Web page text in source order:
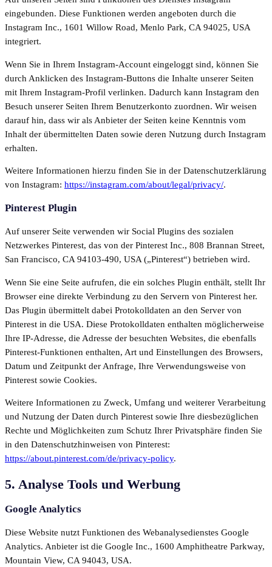
eingebunden. Diese Funktionen werden angeboten durch die
Instagram Inc., 1601 Willow Road, Menlo Park, CA 94025, USA
integriert.
Wenn Sie in Ihrem Instagram-Account eingeloggt sind, können Sie
durch Anklicken des Instagram-Buttons die Inhalte unserer Seiten
mit Ihrem Instagram-Profil verlinken. Dadurch kann Instagram den
Besuch unserer Seiten Ihrem Benutzerkonto zuordnen. Wir weisen
darauf hin, dass wir als Anbieter der Seiten keine Kenntnis vom
Inhalt der übermittelten Daten sowie deren Nutzung durch Instagram
erhalten.
Weitere Informationen hierzu finden Sie in der Datenschutzerklärung
von Instagram: https://instagram.com/about/legal/privacy/.
Pinterest Plugin
Auf unserer Seite verwenden wir Social Plugins des sozialen
Netzwerkes Pinterest, das von der Pinterest Inc., 808 Brannan Street,
San Francisco, CA 94103-490, USA („Pinterest“) betrieben wird.
Wenn Sie eine Seite aufrufen, die ein solches Plugin enthält, stellt Ihr
Browser eine direkte Verbindung zu den Servern von Pinterest her.
Das Plugin übermittelt dabei Protokolldaten an den Server von
Pinterest in die USA. Diese Protokolldaten enthalten möglicherweise
Ihre IP-Adresse, die Adresse der besuchten Websites, die ebenfalls
Pinterest-Funktionen enthalten, Art und Einstellungen des Browsers,
Datum und Zeitpunkt der Anfrage, Ihre Verwendungsweise von
Pinterest sowie Cookies.
Weitere Informationen zu Zweck, Umfang und weiterer Verarbeitung
und Nutzung der Daten durch Pinterest sowie Ihre diesbezüglichen
Rechte und Möglichkeiten zum Schutz Ihrer Privatsphäre finden Sie
in den Datenschutzhinweisen von Pinterest:
https://about.pinterest.com/de/privacy-policy.
5. Analyse Tools und Werbung
Google Analytics
Diese Website nutzt Funktionen des Webanalysedienstes Google
Analytics. Anbieter ist die Google Inc., 1600 Amphitheatre Parkway,
Mountain View, CA 94043, USA.